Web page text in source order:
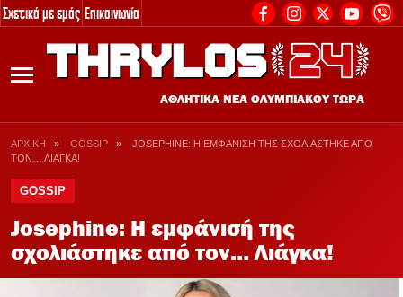
Σχετικά με εμάς Επικοινωνία
ΑΘΛΗΤΙΚΑ ΝΕΑ ΟΛΥΜΠΙΑΚΟΥ ΤΩΡΑ
ΑΡΧΙΚΗ » GOSSIP » JOSEPHINE: Η ΕΜΦΑΝΙΣΗ ΤΗΣ ΣΧΟΛΙΑΣΤΗΚΕ ΑΠΟ
ΤΟΝ… ΛΙΑΓΚΑ!
GOSSIP
Josephine: Η εμφάνισή της
σχολιάστηκε από τον… Λιάγκα!
2
τα Online Casino
Online Casino
Χωρις Ταυτοποιηση
Εταιριες
ΤΑ ΡΟΣΤΕΡ ΟΛΩΝ
Βόλεϊ